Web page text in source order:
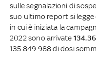
sulle segnalazioni di
suo ultimo report si legge
in cui è iniziata la
2022 sono arrivate
135.849.988 di dosi